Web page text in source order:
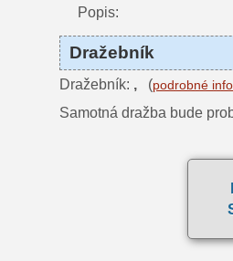
Popis:
Dražebník
Dražebník: , (podrobné
Samotná dražba bude